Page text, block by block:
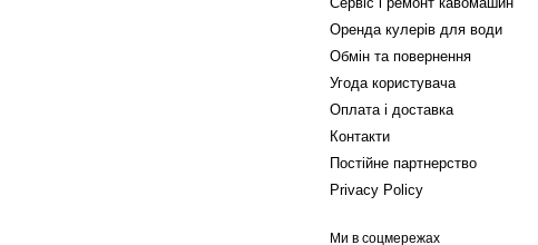
Оренда кулерів для води
Обмін та повернення
Угода користувача
Оплата і доставка
Контакти
Постійне партнерство
Privacy Policy
Ми в соцмережах